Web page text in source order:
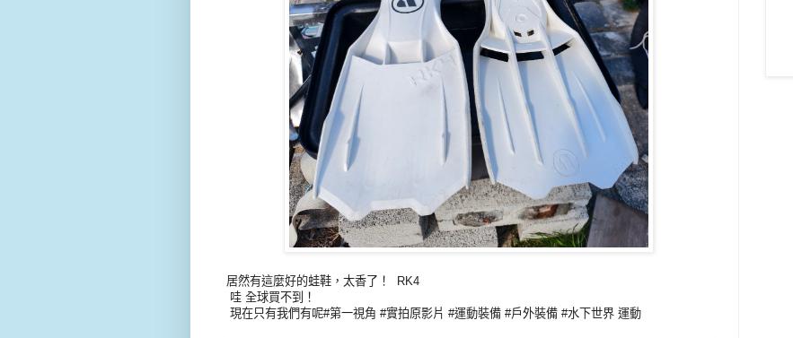
居然有這麼好的蛙鞋，太香了！ RK4
哇 全球買不到！
現在只有我們有呢#第一視角 #實拍原影片 #運動裝備 #戶外裝備 #水下世界 運動